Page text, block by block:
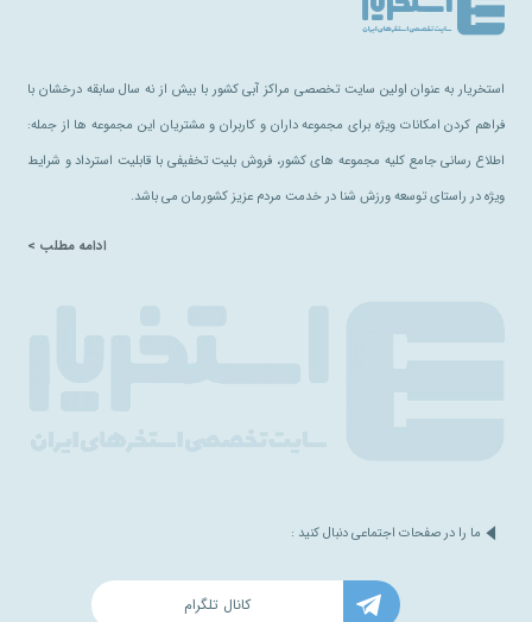
استخریار به عنوان اولین سایت تخصصی مراکز آبی کشور با بیش از نه سال سابقه درخشان با
فراهم کردن امکانات ویژه برای مجموعه داران و کاربران و مشتریان این مجموعه ها از جمله:
اطلاع رسانی جامع کلیه مجموعه های کشور، فروش بلیت تخفیفی با قابلیت استرداد و شرایط
ویژه در راستای توسعه ورزش شنا در خدمت مردم عزیز کشورمان می باشد.
ادامه مطلب >
ما را در صفحات اجتماعی دنبال کنید :
کانال تلگرام